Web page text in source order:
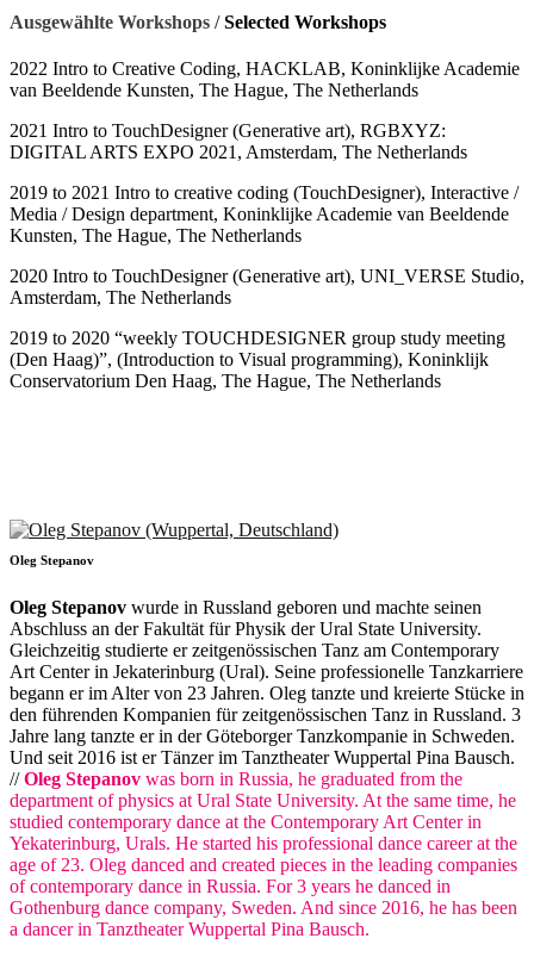
Ausgewählte Workshops /Selected Workshops
2022 Intro to Creative Coding, HACKLAB, Koninklijke Academie
van Beeldende Kunsten, The Hague, The Netherlands
2021 Intro to TouchDesigner (Generative art), RGBXYZ:
DIGITAL ARTS EXPO 2021, Amsterdam, The Netherlands
2019 to 2021 Intro to creative coding (TouchDesigner), Interactive /
Media / Design department, Koninklijke Academie van Beeldende
Kunsten, The Hague, The Netherlands
2020 Intro to TouchDesigner (Generative art), UNI_VERSE Studio,
Amsterdam, The Netherlands
2019 to 2020 “weekly TOUCHDESIGNER group study meeting
(Den Haag)”, (Introduction to Visual programming), Koninklijk
Conservatorium Den Haag, The Hague, The Netherlands
Oleg Stepanov
Oleg Stepanov wurde in Russland geboren und machte seinen
Abschluss an der Fakultät für Physik der Ural State University.
Gleichzeitig studierte er zeitgenössischen Tanz am Contemporary
Art Center in Jekaterinburg (Ural). Seine professionelle Tanzkarriere
begann er im Alter von 23 Jahren. Oleg tanzte und kreierte Stücke in
den führenden Kompanien für zeitgenössischen Tanz in Russland. 3
Jahre lang tanzte er in der Göteborger Tanzkompanie in Schweden.
Und seit 2016 ist er Tänzer im Tanztheater Wuppertal Pina Bausch.
//Oleg Stepanov was born in Russia, he graduated from the
department of physics at Ural State University. At the same time, he
studied contemporary dance at the Contemporary Art Center in
Yekaterinburg, Urals. He started his professional dance career at the
age of 23. Oleg danced and created pieces in the leading companies
of contemporary dance in Russia. For 3 years he danced in
Gothenburg dance company, Sweden. And since 2016, he has been
a dancer in Tanztheater Wuppertal Pina Bausch.